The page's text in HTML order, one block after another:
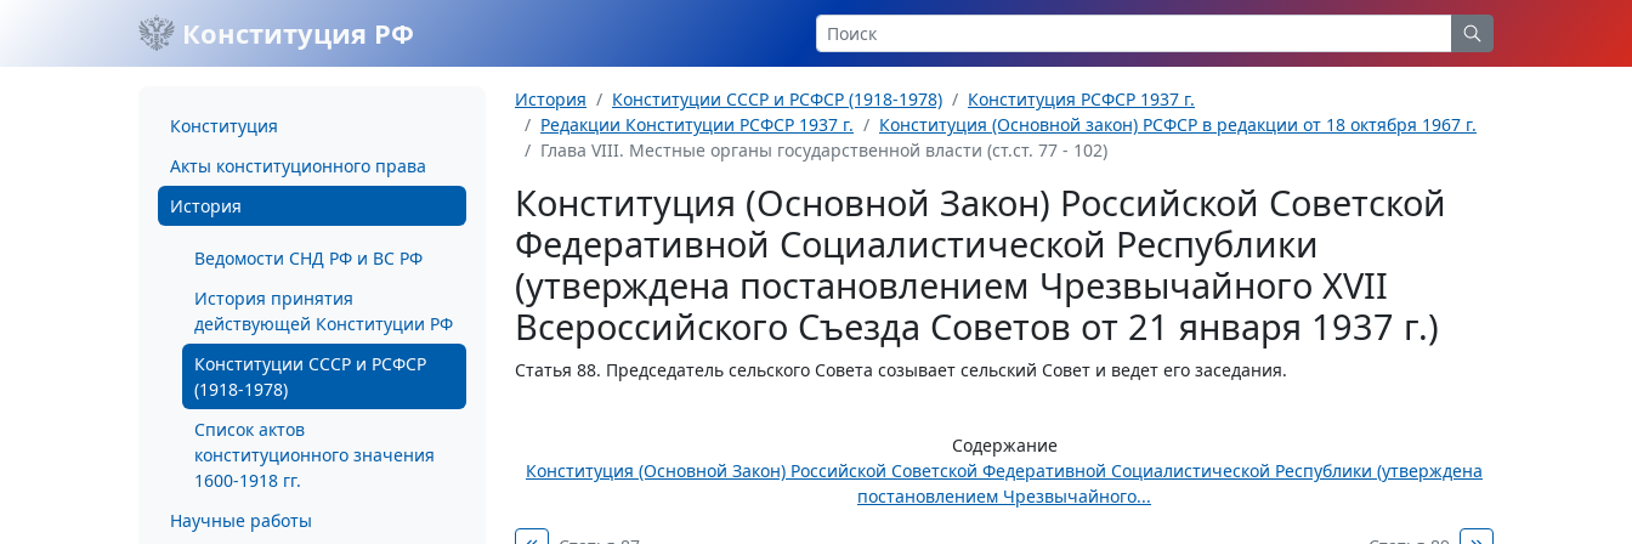
Конституция РФ
Конституция
Акты конституционного права
История
Ведомости СНД РФ и ВС РФ
История принятия
действующей Конституции РФ
Конституции СССР и РСФСР
(1918-1978)
Список актов
конституционного значения
1600-1918 гг.
Научные работы
История Конституции СССР и РСФСР (1918-1978)
Конституция РСФСР 1937 г.
Редакции Конституции РСФСР 1937 г.
Конституция (Основной закон) РСФСР в редакции от 18 октября 1967 г.
Глава VIII. Местные органы государственной власти (ст.ст. 77 - 102)
Конституция (Основной Закон) Российской Советской
Федеративной Социалистической Республики
(утверждена постановлением Чрезвычайного XVII
Всероссийского Съезда Советов от 21 января 1937 г.)
Статья 88. Председатель сельского Совета созывает сельский Совет и ведет его заседания.
Содержание
Конституция (Основной Закон) Российской Советской Федеративной Социалистической Республики (утверждена
постановлением Чрезвычайного...